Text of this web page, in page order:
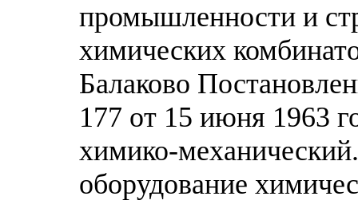
промышленности и
химических
Балаково
177 от 15 июня 1963
химико-
оборудование